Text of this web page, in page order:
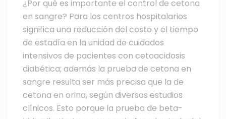
¿Por qué es importante el control de cetona
en sangre? Para los centros hospitalarios
significa una reducción del costo y el tiempo
de estadía en la unidad de cuidados
intensivos de pacientes con cetoacidosis
diabética; además la prueba de cetona en
sangre resulta ser más precisa que la de
cetona en orina, según diversos estudios
clínicos. Esto porque la prueba de beta-